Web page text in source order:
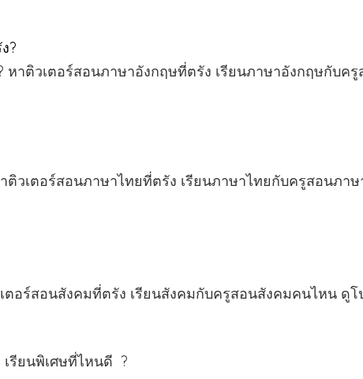
?
หาติวเตอร์สอนภาษาอังกฤษที่ตรัง เรียนภาษาอังกฤษกับค
ติวเตอร์สอนภาษาไทยที่ตรัง เรียนภาษาไทยกับครูสอนภา
ตอร์สอนสังคมที่ตรัง เรียนสังคมกับครูสอนสังคมคนไหน ดูโ
เรียนพิเศษที่ไหนดี ?